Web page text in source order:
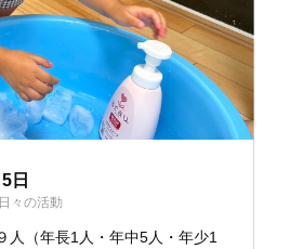
日
日々の活動
人（年長1人・年中5人・年少1